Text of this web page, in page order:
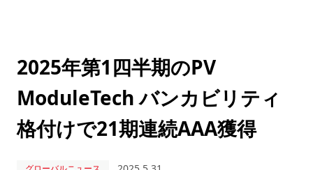
2025年第1四半期のPV
ModuleTech バンカビリティ
格付けで21期連続AAA獲得